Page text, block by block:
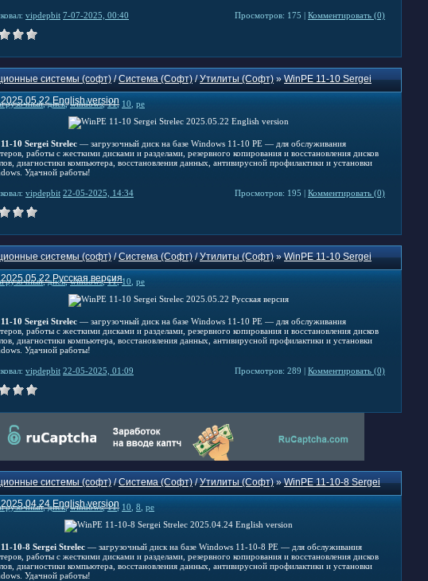
vipdepbit 7-07-2025, 00:40 Просмотров: 175 | Комментировать (0)
системы (софт)/Система (Софт)/Утилиты (Софт)»WinPE 11-10 Sergei
English version
,диск,windows,11, 10 pe
10 Sergei Strelec — загрузочный диск на базе Windows 11-10 PE — для обслуживания
работы с жесткими дисками и разделами, резервного копирования и восстановления дисков
диагностики компьютера, восстановления данных, антивирусной профилактики и установки
Удачной работы!
vipdepbit 22-05-2025, 14:34 Просмотров: 195 | Комментировать (0)
системы (софт)/Система (Софт)/Утилиты (Софт)»WinPE 11-10 Sergei
Русская версия
,диск,windows,11,10 pe
10 Sergei Strelec — загрузочный диск на базе Windows 11-10 PE — для обслуживания
работы с жесткими дисками и разделами, резервного копирования и восстановления дисков
диагностики компьютера, восстановления данных, антивирусной профилактики и установки
Удачной работы!
vipdepbit 22-05-2025, 01:09 Просмотров: 289 | Комментировать (0)
системы (софт)/Система (Софт)/Утилиты (Софт)»WinPE 11-10-8 Sergei
English version
,диск,windows,11, 10 8 pe
10-8 Sergei Strelec — загрузочный диск на базе Windows 11-10-8 PE — для обслуживания
работы с жесткими дисками и разделами, резервного копирования и восстановления дисков
диагностики компьютера, восстановления данных, антивирусной профилактики и установки
Удачной работы!